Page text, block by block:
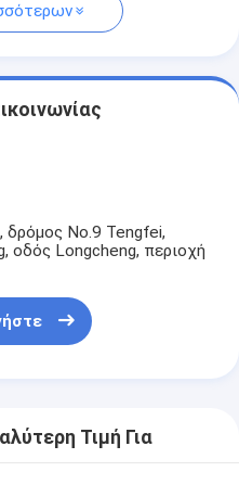
δρόμος No.9 Tengfei,
οδός Longcheng, περιοχή
Τιμή Για